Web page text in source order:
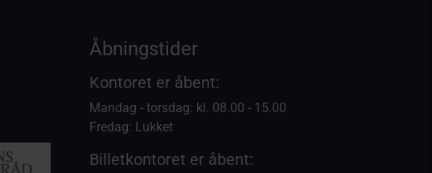
Åbningstider
Kontoret er åbent:
Mandag - torsdag: kl. 08.00 - 15.00
Fredag: Lukket
Billetkontoret er åbent: